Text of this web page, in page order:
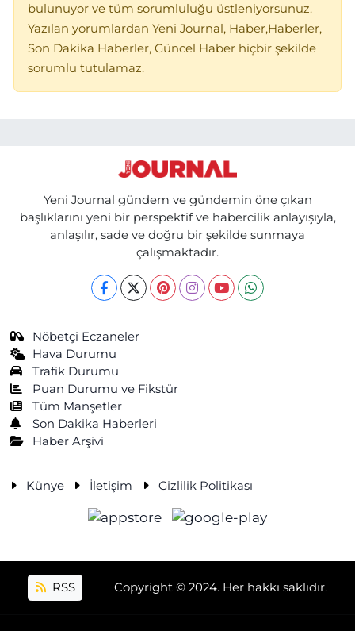
bulunuyor ve tüm sorumluluğu üstleniyorsunuz.
Yazılan yorumlardan Yeni Journal, Haber,Haberler,
Son Dakika Haberler, Güncel Haber hiçbir şekilde
sorumlu tutulamaz.
Yeni Journal gündem ve gündemin öne çıkan
başlıklarını yeni bir perspektif ve habercilik anlayışıyla,
anlaşılır, sade ve doğru bir şekilde sunmaya
çalışmaktadır.
Nöbetçi Eczaneler
Hava Durumu
Trafik Durumu
Puan Durumu ve Fikstür
Tüm Manşetler
Son Dakika Haberleri
Haber Arşivi
Künye İletişim Gizlilik Politikası
RSS Copyright © 2024. Her hakkı saklıdır.